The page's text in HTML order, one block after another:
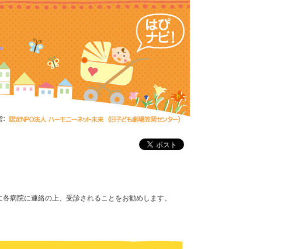
病院に連絡の上、受診されることをお勧めします。